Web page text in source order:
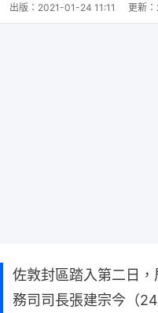
出版： 2021-01-24 11:11 更新：
佐敦封區踏入第二日
務司司長張建宗今（